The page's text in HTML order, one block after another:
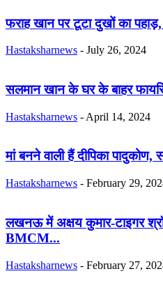
फराह खान पर टूटा दुखों का
Hastaksharnews - July 26, 2024
सलमान खान के घर के बाहर
Hastaksharnews - April 14, 2024
मां बनने वाली हैं दीपिका पादुकोण,
Hastaksharnews - February 29,
लखनऊ में अक्षय कुमार-टाइगर
BMCM...
Hastaksharnews - February 27,